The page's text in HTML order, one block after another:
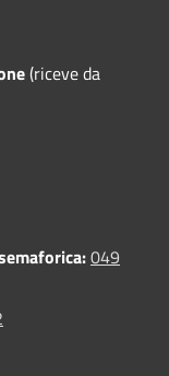
(riceve da
049